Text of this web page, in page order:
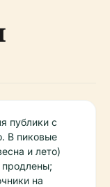
публики с
В пиковые
и лето)
на